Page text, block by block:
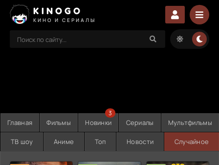
KINOGO
КИНО И СЕРИАЛЫ
Главная Фильмы Новинки
3
Сериалы Мультфильмы
ТВ шоу Аниме Топ Новости Случайное